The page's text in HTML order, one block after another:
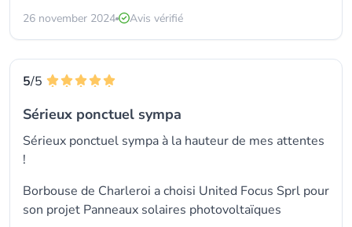
26 november 2024 Avis vérifié
5/5
Sérieux ponctuel sympa
Sérieux ponctuel sympa à la hauteur de mes attentes
!
Borbouse de Charleroi a choisi United Focus Sprl pour
son projet Panneaux solaires photovoltaïques